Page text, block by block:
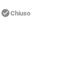
Chiuso